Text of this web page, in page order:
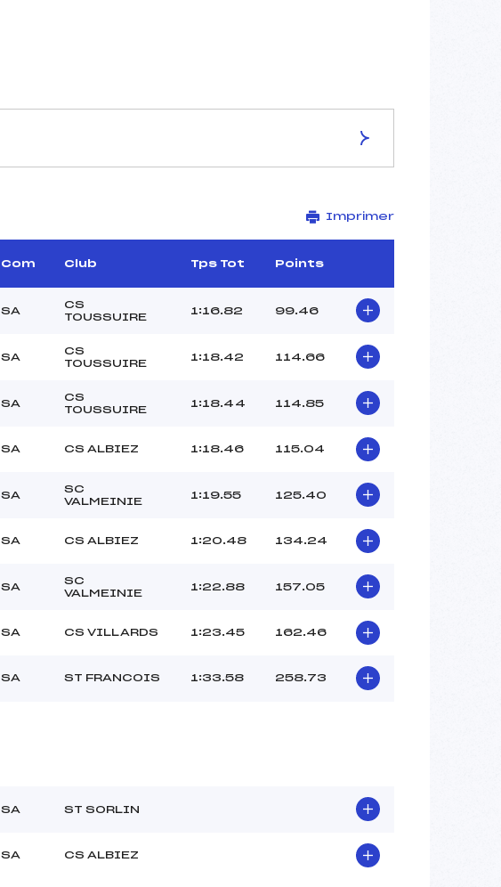
STADE JEAN PIERRE AUGER
départ :
2050
arrivée :
3511/12/17
2
départ :
12H00
A :
TESTE (SA)
DI FEDE (SA)
Imprimer
Com Club Tps Tot Points
SA
CS
TOUSSUIRE
1:16.82 99.46
SA
CS
TOUSSUIRE
1:18.42 114.66
SA
CS
TOUSSUIRE
1:18.44 114.85
SA CS ALBIEZ 1:18.46 115.04
SA
SC
VALMEINIE
1:19.55 125.40
SA CS ALBIEZ 1:20.48 134.24
SA
SC
VALMEINIE
1:22.88 157.05
SA CS VILLARDS 1:23.45 162.46
SA ST FRANCOIS 1:33.58 258.73
SA ST SORLIN
SA CS ALBIEZ